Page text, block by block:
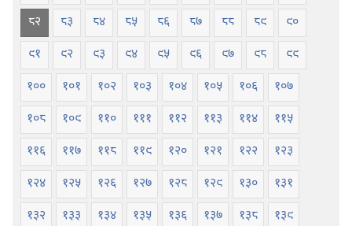
८२
८३ ८४ ८५ ८६ ८७ ८८ ८९
९०
९१
९२ ९३ ९४ ९५ ९६ ९७ ९८
९९
१००
१०१ १०२ १०३ १०४ १०५ १०६
१०७
१०८
१०९ ११० १११ ११२ ११३ ११४
११५
११६
११७ ११८ ११९ १२० १२१ १२२
१२३
१२४
१२५ १२६ १२७ १२८ १२९ १३०
१३१
१३२
१३३ १३४ १३५ १३६ १३७ १३८
१३९